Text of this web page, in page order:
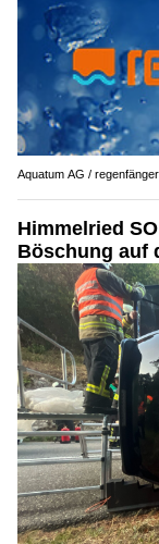
Aquatum AG /
Himmelried
Böschung auf